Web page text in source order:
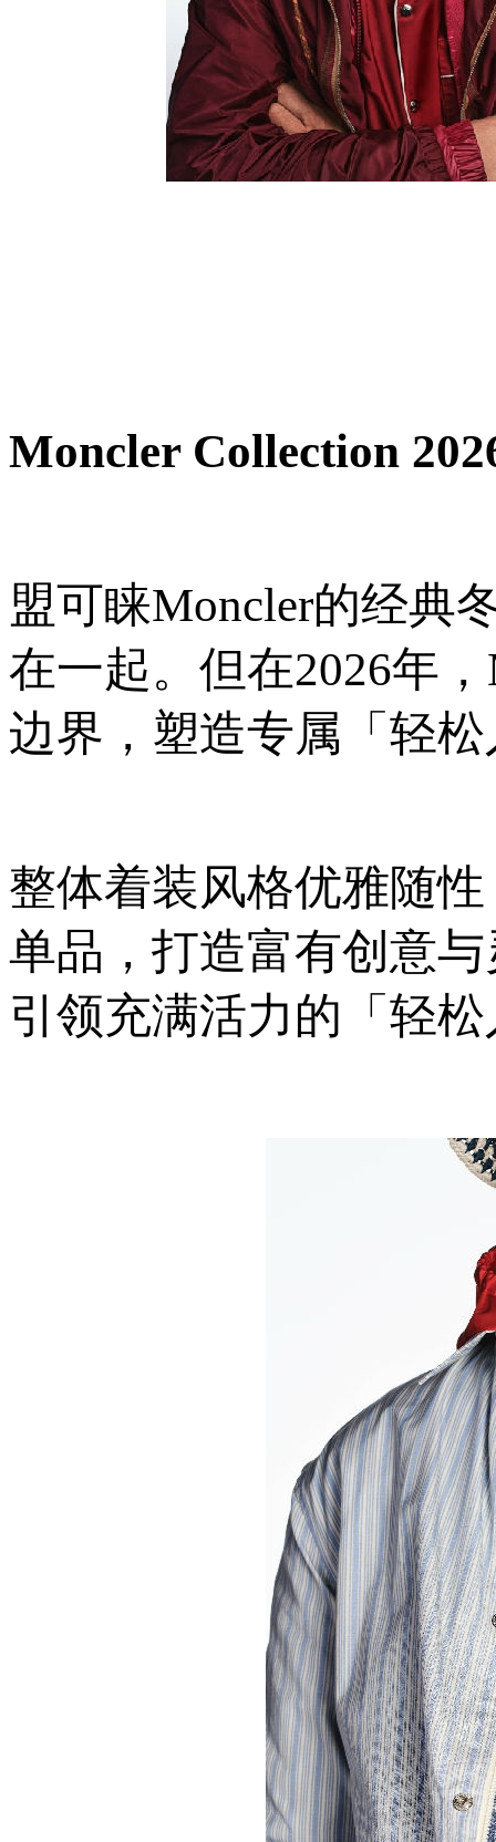
Moncler Collection
盟可睐Moncler的经典
在一起。但在2026年
边界，塑造专属「轻
整体着装风格优雅随
单品，打造富有创意
引领充满活力的「轻